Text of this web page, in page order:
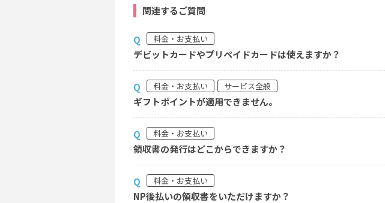
関連するご質問
Q 料金・お支払い
デビットカードやプリペイドカードは使えますか？
Q 料金・お支払い サービス全般
ギフトポイントが適用できません。
Q 料金・お支払い
領収書の発行はどこからできますか？
Q 料金・お支払い
NP後払いの領収書をいただけますか？